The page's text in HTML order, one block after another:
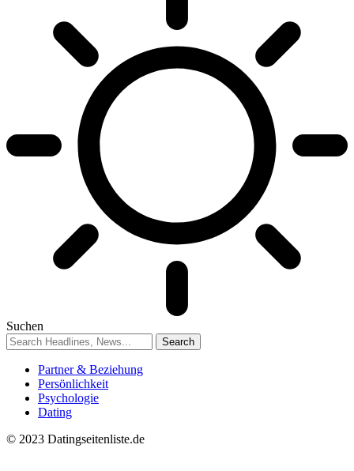
Suchen
Partner & Beziehung
Persönlichkeit
Psychologie
Dating
© 2023 Datingseitenliste.de